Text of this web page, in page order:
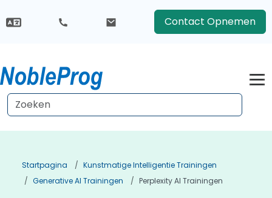
Contact Opnemen
Startpagina
Kunstmatige Intelligentie Trainingen
Generative AI Trainingen
Perplexity AI Trainingen